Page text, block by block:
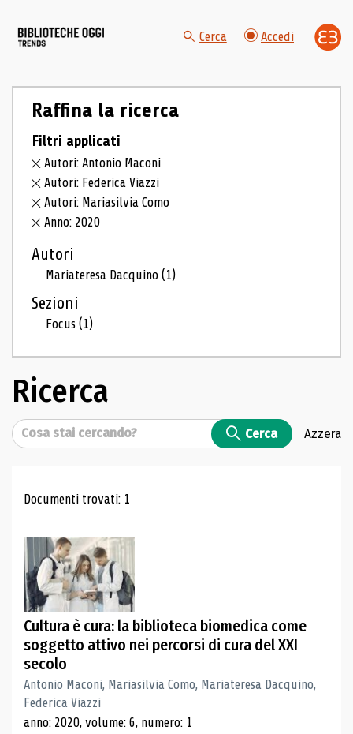
Cerca Accedi
Raffina la ricerca
Filtri applicati
Autori: Antonio Maconi
Autori: Federica Viazzi
Autori: Mariasilvia Como
Anno: 2020
Autori
Mariateresa Dacquino(1)
Sezioni
Focus(1)
Ricerca
Cerca Cerca Azzera
Risultati di ricerca
Documenti trovati: 1
Cultura è cura: la biblioteca biomedica come
soggetto attivo nei percorsi di cura del XXI
secolo
Antonio Maconi, Mariasilvia Como, Mariateresa Dacquino,
Federica Viazzi
anno: 2020, volume: 6, numero: 1